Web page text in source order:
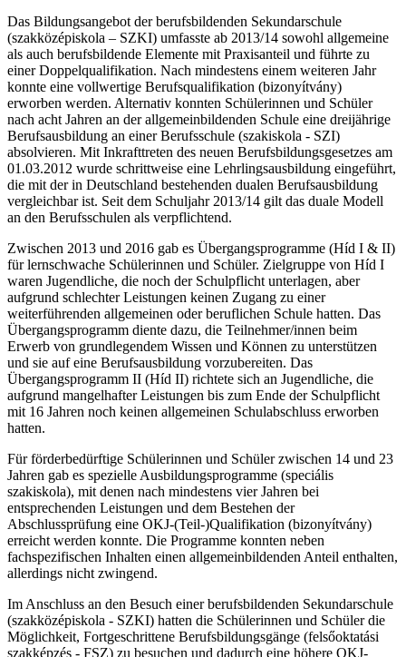
Das Bildungsangebot der berufsbildenden Sekundarschule
(szakközépiskola – SZKI) umfasste ab 2013/14 sowohl allgemeine
als auch berufsbildende Elemente mit Praxisanteil und führte zu
einer Doppelqualifikation. Nach mindestens einem weiteren Jahr
konnte eine vollwertige Berufsqualifikation (bizonyítvány)
erworben werden. Alternativ konnten Schülerinnen und Schüler
nach acht Jahren an der allgemeinbildenden Schule eine dreijährige
Berufsausbildung an einer Berufsschule (szakiskola - SZI)
absolvieren. Mit Inkrafttreten des neuen Berufsbildungsgesetzes am
01.03.2012 wurde schrittweise eine Lehrlingsausbildung eingeführt,
die mit der in Deutschland bestehenden dualen Berufsausbildung
vergleichbar ist. Seit dem Schuljahr 2013/14 gilt das duale Modell
an den Berufsschulen als verpflichtend.
Zwischen 2013 und 2016 gab es Übergangsprogramme (Híd I & II)
für lernschwache Schülerinnen und Schüler. Zielgruppe von Híd I
waren Jugendliche, die noch der Schulpflicht unterlagen, aber
aufgrund schlechter Leistungen keinen Zugang zu einer
weiterführenden allgemeinen oder beruflichen Schule hatten. Das
Übergangsprogramm diente dazu, die Teilnehmer/innen beim
Erwerb von grundlegendem Wissen und Können zu unterstützen
und sie auf eine Berufsausbildung vorzubereiten. Das
Übergangsprogramm II (Híd II) richtete sich an Jugendliche, die
aufgrund mangelhafter Leistungen bis zum Ende der Schulpflicht
mit 16 Jahren noch keinen allgemeinen Schulabschluss erworben
hatten.
Für förderbedürftige Schülerinnen und Schüler zwischen 14 und 23
Jahren gab es spezielle Ausbildungsprogramme (speciális
szakiskola), mit denen nach mindestens vier Jahren bei
entsprechenden Leistungen und dem Bestehen der
Abschlussprüfung eine OKJ-(Teil-)Qualifikation (bizonyítvány)
erreicht werden konnte. Die Programme konnten neben
fachspezifischen Inhalten einen allgemeinbildenden Anteil enthalten,
allerdings nicht zwingend.
Im Anschluss an den Besuch einer berufsbildenden Sekundarschule
(szakközépiskola - SZKI) hatten die Schülerinnen und Schüler die
Möglichkeit, Fortgeschrittene Berufsbildungsgänge (felsőoktatási
szakképzés - FSZ) zu besuchen und dadurch eine höhere OKJ-